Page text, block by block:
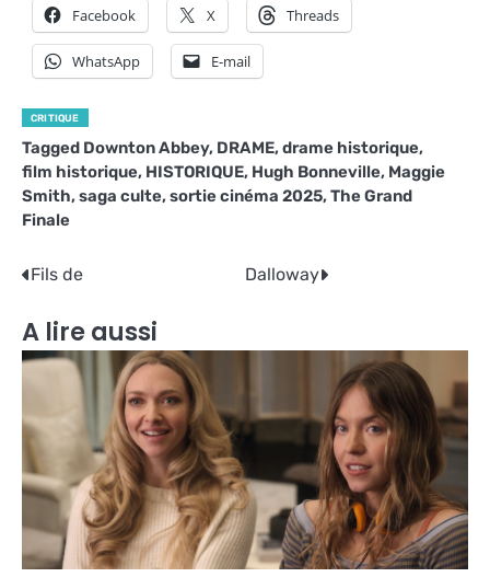
Facebook X Threads
WhatsApp E-mail
CRITIQUE
Tagged Downton Abbey, DRAME, drame historique,
film historique, HISTORIQUE, Hugh Bonneville, Maggie
Smith, saga culte, sortie cinéma 2025, The Grand
Finale
Navigation
de
l’article
Fils de Dalloway
A lire aussi